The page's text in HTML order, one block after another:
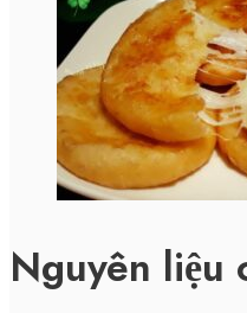
Nguyên liệu